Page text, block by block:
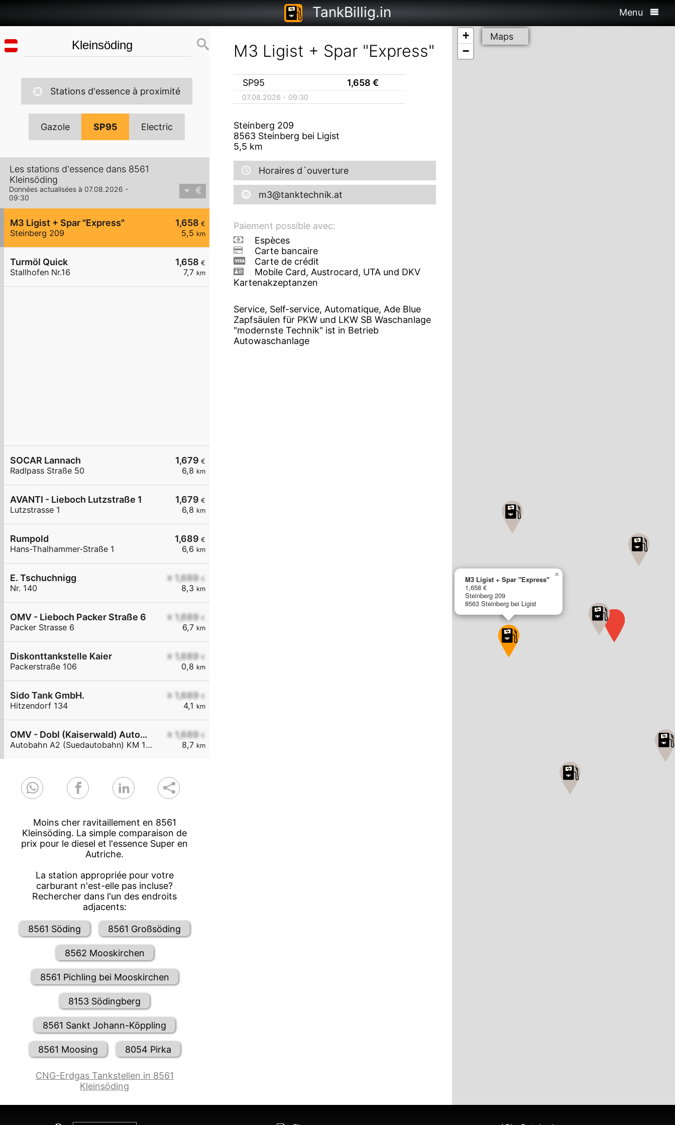
TankBillig.in Menu
Stations d'essence à proximité
Gazole SP95 Electric
Les stations d'essence dans 8561
Kleinsöding
Données actualisées à 07.08.2026 -
09:30
1,658 €
5,5 km
M3 Ligist + Spar "Express"
Steinberg 209
1,658 €
7,7 km
Turmöl Quick
Stallhofen Nr.16
1,679 €
6,8 km
SOCAR Lannach
Radlpass Straße 50
1,679 €
6,8 km
AVANTI - Lieboch Lutzstraße 1
Lutzstrasse 1
1,689 €
6,6 km
Rumpold
Hans-Thalhammer-Straße 1
≥ 1,689 €
8,3 km
E. Tschuchnigg
Nr. 140
≥ 1,689 €
6,7 km
OMV - Lieboch Packer Straße 6
Packer Strasse 6
≥ 1,689 €
0,8 km
Diskonttankstelle Kaier
Packerstraße 106
≥ 1,689 €
4,1 km
Sido Tank GmbH.
Hitzendorf 134
≥ 1,689 €
8,7 km
OMV - Dobl (Kaiserwald) Autobahn A2 (Südautobahn) KM 190
Autobahn A2 (Suedautobahn) KM 190
Moins cher ravitaillement en 8561
Kleinsöding. La simple comparaison de
prix pour le diesel et l'essence Super en
Autriche.
La station appropriée pour votre
carburant n'est-elle pas incluse?
Rechercher dans l'un des endroits
adjacents:
8561 Söding 8561 Großsöding
8562 Mooskirchen
8561 Pichling bei Mooskirchen
8153 Södingberg
8561 Sankt Johann-Köppling
8561 Moosing 8054 Pirka
CNG-Erdgas Tankstellen in 8561
Kleinsöding
M3 Ligist + Spar "Express"
SP95 1,658 €
07.08.2026 - 09:30
Steinberg 209
8563 Steinberg bei Ligist
5,5 km
Horaires d´ouverture
m3@tanktechnik.at
Paiement possible avec:
Espèces
Carte bancaire
Carte de crédit
Mobile Card, Austrocard, UTA und DKV
Kartenakzeptanzen
Service, Self-service, Automatique, Ade Blue
Zapfsäulen für PKW und LKW SB Waschanlage
"modernste Technik" ist in Betrieb
Autowaschanlage
M3 Ligist + Spar "Express"
1,658 €
Steinberg 209
8563 Steinberg bei Ligist
×
+
−
Maps